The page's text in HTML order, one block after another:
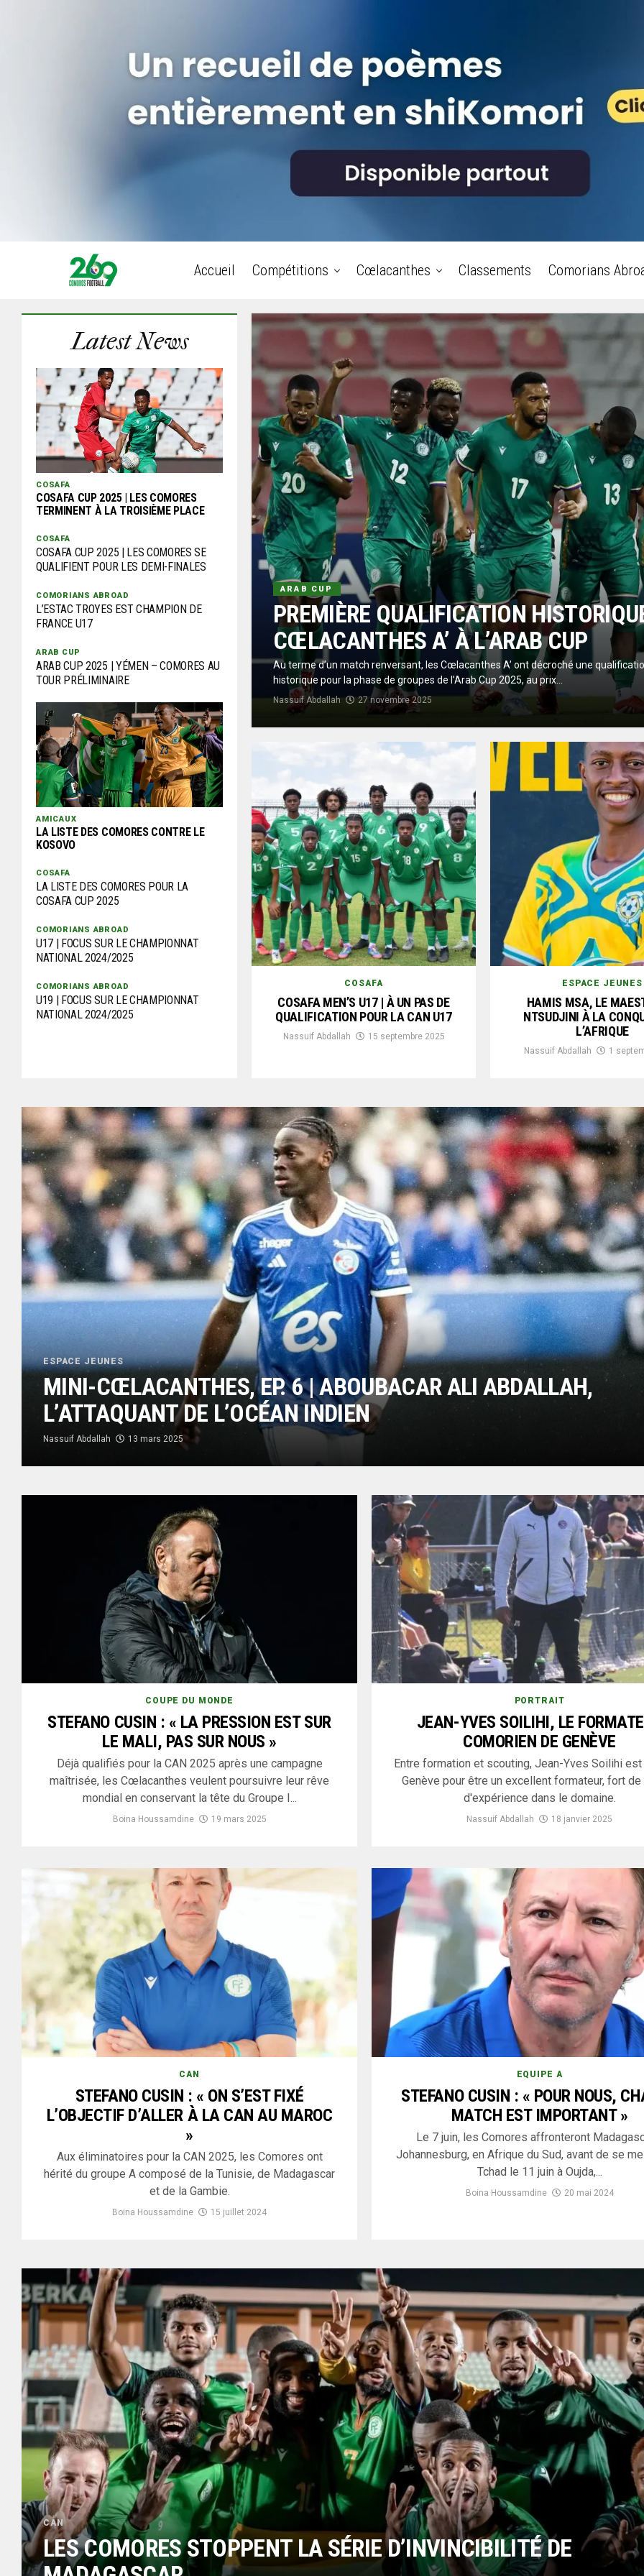
Accueil Compétitions Cœlacanthes Classements Comorians
ARAB CUP
PREMIÈRE QUALIFICATION
CŒLACANTHES A’ À L’ARAB CUP
Au terme d’un match renversant, les Cœlacanthes A’ ont décroché une
historique pour la phase de groupes de l’Arab Cup 2025, au prix...
Nassuif Abdallah 27 novembre 2025
COSAFA
COSAFA MEN’S U17 | À UN PAS DE
QUALIFICATION POUR LA CAN U17
Nassuif Abdallah 15 septembre 2025
ESPACE JEUNES
HAMIS MSA, LE
NTSUDJINI À LA
L’AFRIQUE
Nassuif Abdallah 1
Latest News
COSAFA
COSAFA CUP 2025 | LES COMORES
TERMINENT À LA TROISIÈME PLACE
COSAFA
COSAFA CUP 2025 | LES COMORES SE
QUALIFIENT POUR LES DEMI-FINALES
COMORIANS ABROAD
L’ESTAC TROYES EST CHAMPION DE
FRANCE U17
ARAB CUP
ARAB CUP 2025 | YÉMEN – COMORES AU
TOUR PRÉLIMINAIRE
AMICAUX
LA LISTE DES COMORES CONTRE LE
KOSOVO
COSAFA
LA LISTE DES COMORES POUR LA
COSAFA CUP 2025
COMORIANS ABROAD
U17 | FOCUS SUR LE CHAMPIONNAT
NATIONAL 2024/2025
COMORIANS ABROAD
U19 | FOCUS SUR LE CHAMPIONNAT
NATIONAL 2024/2025
ESPACE JEUNES
MINI-CŒLACANTHES, EP. 6 | ABOUBACAR ALI ABDALLAH,
L’ATTAQUANT DE L’OCÉAN INDIEN
Nassuif Abdallah 13 mars 2025
COUPE DU MONDE
STEFANO CUSIN : « LA PRESSION EST SUR
LE MALI, PAS SUR NOUS »
Déjà qualifiés pour la CAN 2025 après une campagne
maîtrisée, les Cœlacanthes veulent poursuivre leur rêve
mondial en conservant la tête du Groupe I...
Boina Houssamdine 19 mars 2025
PORTRAIT
JEAN-YVES SOILIHI, LE
COMORIEN DE GENÈVE
Entre formation et scouting, Jean-Yves Soilihi
Genève pour être un excellent formateur, fort de
d'expérience dans le domaine.
Nassuif Abdallah 18 janvier 2025
CAN
STEFANO CUSIN : « ON S’EST FIXÉ
L’OBJECTIF D’ALLER À LA CAN AU MAROC
»
Aux éliminatoires pour la CAN 2025, les Comores ont
hérité du groupe A composé de la Tunisie, de Madagascar
et de la Gambie.
Boina Houssamdine 15 juillet 2024
EQUIPE A
STEFANO CUSIN : « POUR NOUS,
MATCH EST IMPORTANT »
Le 7 juin, les Comores affronteront
Johannesburg, en Afrique du Sud, avant de se
Tchad le 11 juin à Oujda,...
Boina Houssamdine 20 mai 2024
CAN
LES COMORES STOPPENT LA SÉRIE D’INVINCIBILITÉ DE